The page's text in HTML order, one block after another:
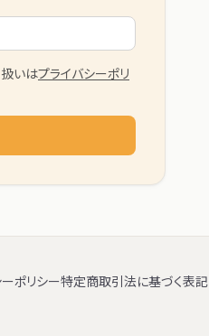
いはプライバシーポリ
ポリシー特定商取引法に基づく表記